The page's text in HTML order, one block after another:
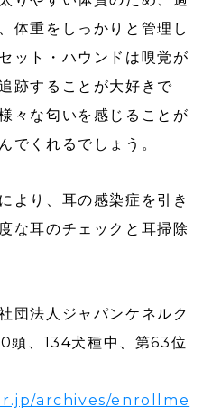
体重をしっかりと管理し
ット・ハウンドは嗅覚が
跡することが大好きで
々な匂いを感じることが
でくれるでしょう。
より、耳の感染症を引き
な耳のチェックと耳掃除
団法人ジャパンケネルク
頭、134犬種中、第63位
archives/enrollme